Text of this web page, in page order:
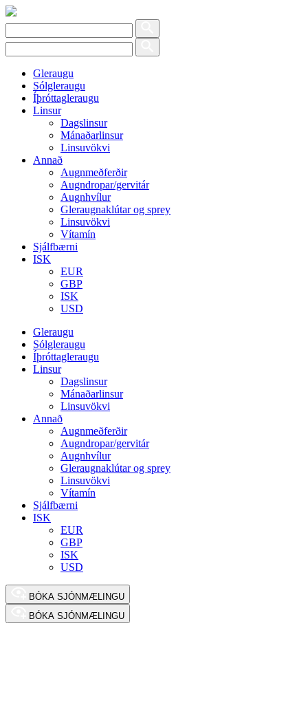
Gleraugu
Sólgleraugu
Íþróttagleraugu
Linsur
Dagslinsur
Mánaðarlinsur
Linsuvökvi
Annað
Augnmeðferðir
Augndropar/gervitár
Augnhvílur
Gleraugnaklútar og sprey
Linsuvökvi
Vítamín
Sjálfbærni
ISK
EUR
GBP
ISK
USD
Gleraugu
Sólgleraugu
Íþróttagleraugu
Linsur
Dagslinsur
Mánaðarlinsur
Linsuvökvi
Annað
Augnmeðferðir
Augndropar/gervitár
Augnhvílur
Gleraugnaklútar og sprey
Linsuvökvi
Vítamín
Sjálfbærni
ISK
EUR
GBP
ISK
USD
BÓKA SJÓNMÆLINGU
BÓKA SJÓNMÆLINGU